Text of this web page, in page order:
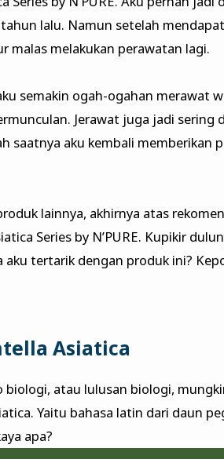
lalu. Namun setelah
malas melakukan perawatan lagi.
semakin ogah-ogahan merawat
Jerawat juga jadi sering
saatnya aku kembali memberikan
lainnya, akhirnya atas
Series by N’PURE. Kupikir
tertarik dengan produk ini?
Asiatica
atau lulusan biologi,
Yaitu bahasa latin dari daun
apa?